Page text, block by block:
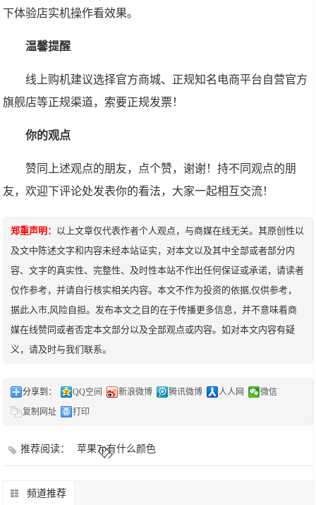
下体验店实机操作看效果。
温馨提醒
线上购机建议选择官方商城、正规知名电商平台自营官方
旗舰店等正规渠道，索要正规发票！
你的观点
赞同上述观点的朋友，点个赞，谢谢！持不同观点的朋
友，欢迎下评论处发表你的看法，大家一起相互交流！
郑重声明： 以上文章仅代表作者个人观点，与商媒在线无关。其原创性以
及文中陈述文字和内容未经本站证实，对本文以及其中全部或者部分内
容、文字的真实性、完整性、及时性本站不作出任何保证或承诺，请读者
仅作参考，并请自行核实相关内容。本文不作为投资的依据,仅供参考，
据此入市,风险自担。发布本文之目的在于传播更多信息，并不意味着商
媒在线赞同或者否定本文部分以及全部观点或内容。如对本文内容有疑
义，请及时与我们联系。
分享到： QQ空间 新浪微博 腾讯微博 人人网
微信
复制网址
打印
推荐阅读： 苹果7p有什么颜色
频道推荐